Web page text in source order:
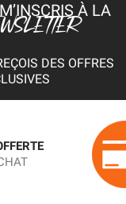
À LA
DES OFFRES